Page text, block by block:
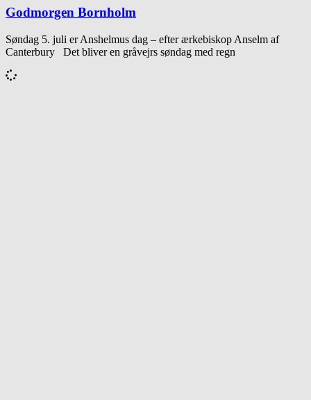
Godmorgen Bornholm
Søndag 5. juli er Anshelmus dag – efter ærkebiskop Anselm af
Canterbury Det bliver en gråvejrs søndag med regn